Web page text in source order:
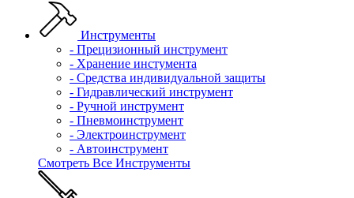
Инструменты
- Прецизионный инструмент
- Хранение инстумента
- Средства индивидуальной защиты
- Гидравлический инструмент
- Ручной инструмент
- Пневмоинструмент
- Электроинструмент
- Автоинструмент
Смотреть Все Инструменты